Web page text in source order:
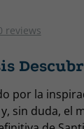
reviews
por la
sin duda, el